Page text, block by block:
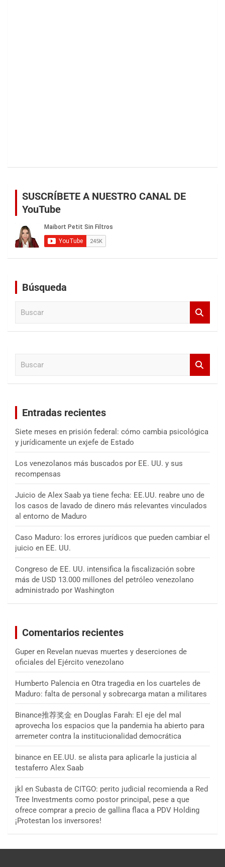
SUSCRÍBETE A NUESTRO CANAL DE
YouTube
Búsqueda
Entradas recientes
Siete meses en prisión federal: cómo cambia psicológica
y jurídicamente un exjefe de Estado
Los venezolanos más buscados por EE. UU. y sus
recompensas
Juicio de Alex Saab ya tiene fecha: EE.UU. reabre uno de
los casos de lavado de dinero más relevantes vinculados
al entorno de Maduro
Caso Maduro: los errores jurídicos que pueden cambiar el
juicio en EE. UU.
Congreso de EE. UU. intensifica la fiscalización sobre
más de USD 13.000 millones del petróleo venezolano
administrado por Washington
Comentarios recientes
Guper en Revelan nuevas muertes y deserciones de
oficiales del Ejército venezolano
Humberto Palencia en Otra tragedia en los cuarteles de
Maduro: falta de personal y sobrecarga matan a militares
Binance推荐奖金 en Douglas Farah: El eje del mal
aprovecha los espacios que la pandemia ha abierto para
arremeter contra la institucionalidad democrática
binance en EE.UU. se alista para aplicarle la justicia al
testaferro Alex Saab
jkl en Subasta de CITGO: perito judicial recomienda a Red
Tree Investments como postor principal, pese a que
ofrece comprar a precio de gallina flaca a PDV Holding
¡Protestan los inversores!